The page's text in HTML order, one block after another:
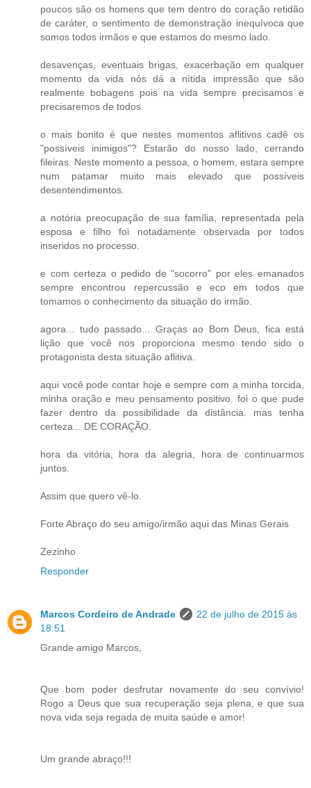
poucos são os homens que tem dentro do coração retidão
de caráter, o sentimento de demonstração inequívoca que
somos todos irmãos e que estamos do mesmo lado.
desavenças, eventuais brigas, exacerbação em qualquer
momento da vida nós dá a nítida impressão que são
realmente bobagens pois na vida sempre precisamos e
precisaremos de todos.
o mais bonito é que nestes momentos aflitivos cadê os
"possíveis inimigos"? Estarão do nosso lado, cerrando
fileiras. Neste momento a pessoa, o homem, estara sempre
num patamar muito mais elevado que possíveis
desentendimentos.
a notória preocupação de sua família, representada pela
esposa e filho foi notadamente observada por todos
inseridos no processo.
e com certeza o pedido de "socorro" por eles emanados
sempre encontrou repercussão e eco em todos que
tomamos o conhecimento da situação do irmão.
agora... tudo passado... Graças ao Bom Deus, fica está
lição que você nos proporciona mesmo tendo sido o
protagonista desta situação aflitiva.
aqui você pode contar hoje e sempre com a minha torcida,
minha oração e meu pensamento positivo. foi o que pude
fazer dentro da possibilidade da distância. mas tenha
certeza... DE CORAÇÃO.
hora da vitória, hora da alegria, hora de continuarmos
juntos.
Assim que quero vê-lo.
Forte Abraço do seu amigo/irmão aqui das Minas Gerais
Zezinho
Responder
Marcos Cordeiro de Andrade
22 de julho de 2015 às
18:51
Grande amigo Marcos,
Que bom poder desfrutar novamente do seu convívio!
Rogo a Deus que sua recuperação seja plena, e que sua
nova vida seja regada de muita saúde e amor!
Um grande abraço!!!